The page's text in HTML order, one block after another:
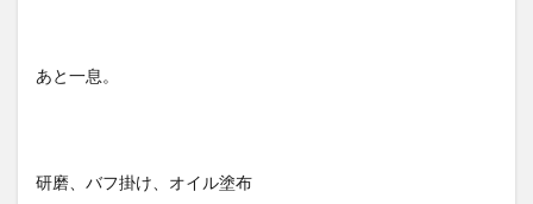
あと一息。
研磨、バフ掛け、オイル塗布